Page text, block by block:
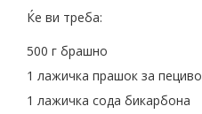
Ќе ви треба:
500 г брашно
1 лажичка прашок за пециво
1 лажичка сода бикарбона